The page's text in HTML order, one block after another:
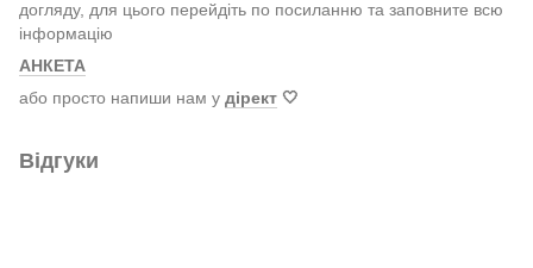
догляду, для цього перейдіть по посиланню та заповните всю
інформацію
АНКЕТА
або просто напиши нам у дірект 🤍
Відгуки